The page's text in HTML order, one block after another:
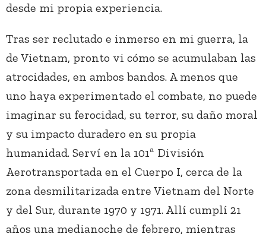
desde mi propia experiencia.
Tras ser reclutado e inmerso en mi guerra, la
de Vietnam, pronto vi cómo se acumulaban las
atrocidades, en ambos bandos. A menos que
uno haya experimentado el combate, no puede
imaginar su ferocidad, su terror, su daño moral
y su impacto duradero en su propia
humanidad. Serví en la 101ª División
Aerotransportada en el Cuerpo I, cerca de la
zona desmilitarizada entre Vietnam del Norte
y del Sur, durante 1970 y 1971. Allí cumplí 21
años una medianoche de febrero, mientras